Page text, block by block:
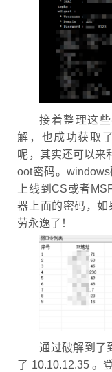
接着整理这
解，也成功获取
呢，其实还可以来
oot密码。
上线到CS或者
器上面的密码，
劳永逸了！
通过破解到了
了 10.10.12.35 。